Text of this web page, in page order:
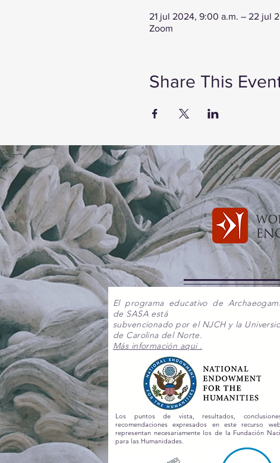
21 jul 2024, 9:00 a.m. – 22 jul
Zoom
Share This
El programa educativo de
de SASA está
subvencionado por el NJCH y la
de Carolina del Norte.
Más información aqui .
Los puntos de vista, resultados,
recomendaciones expresados en este recurso
representan necesariamente los de la Fundación
para las Humanidades.